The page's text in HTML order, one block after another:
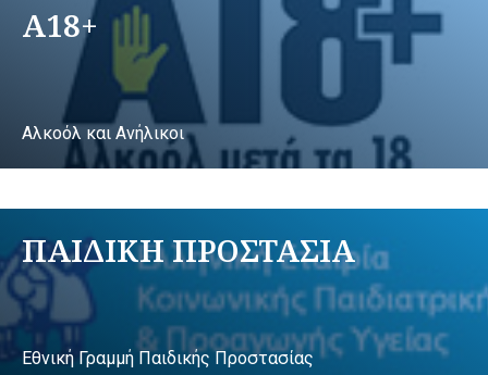
A18+
Αλκοόλ και Ανήλικοι
ΠΑΙΔΙΚΗ ΠΡΟΣΤΑΣΙΑ
Εθνική Γραμμή Παιδικής Προστασίας